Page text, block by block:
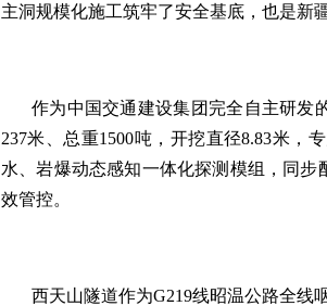
主洞规模化施工筑牢了安全基底，也是新
作为中国交通建设集团完全自主研发
237米、总重1500吨，开挖直径8.83米，
水、岩爆动态感知一体化探测模组，同
效管控。
西天山隧道作为G219线昭温公路全线